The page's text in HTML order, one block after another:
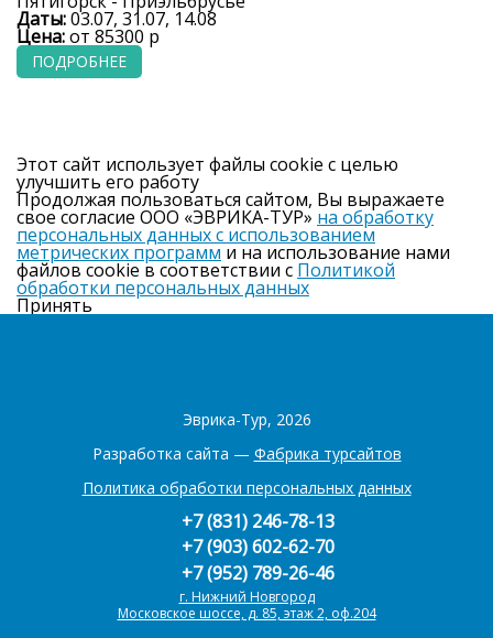
Даты:03.07, 31.07, 14.08
Цена:от 85300 р
ПОДРОБНЕЕ
Этот сайт использует файлы cookie с целью
улучшить его работу
Продолжая пользоваться сайтом, Вы выражаете
свое согласие ООО «ЭВРИКА-ТУР» на обработку
персональных данных с использованием
метрических программ и на использование нами
файлов cookie в соответствии с Политикой
обработки персональных данных
Принять
Эврика-Тур, 2026
Разработка сайта — Фабрика турсайтов
Политика обработки персональных данных
+7 (831) 246-78-13
+7 (903) 602-62-70
+7 (952) 789-26-46
г. Нижний Новгород
Московское шоссе, д. 85, этаж 2, оф.204